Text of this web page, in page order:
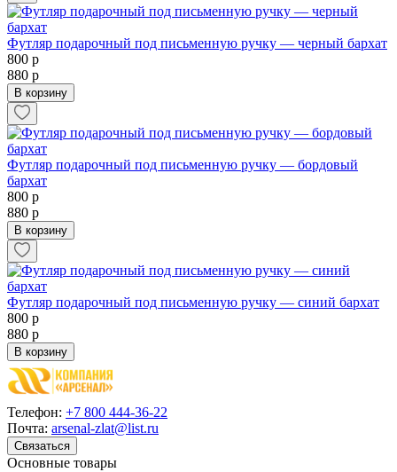
Футляр подарочный под письменную ручку — черный бархат
800 р
880 р
В корзину
Футляр подарочный под письменную ручку — бордовый
бархат
800 р
880 р
В корзину
Футляр подарочный под письменную ручку — синий бархат
800 р
880 р
В корзину
Телефон: +7 800 444-36-22
Почта: arsenal-zlat@list.ru
Связаться
Основные товары